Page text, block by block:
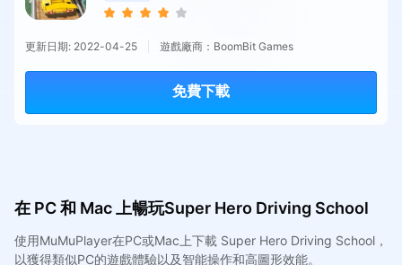
更新日期: 2022-04-25 遊戲廠商：BoomBit Games
免費下載
在 PC 和 Mac 上暢玩Super Hero Driving School
使用MuMuPlayer在PC或Mac上下載 Super Hero Driving School，
以獲得類似PC的遊戲體驗以及智能操作和高圖形效能。